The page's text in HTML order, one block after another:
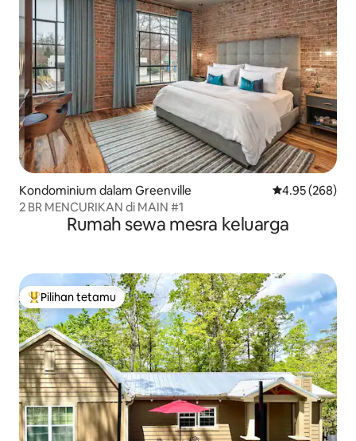
Kondominium dalam Greenville Penarafan
4.95 (268)
2 BR MENCURIKAN di MAIN #1
Rumah sewa mesra keluarga
Pilihan utama tetamu
Pilihan tetamu